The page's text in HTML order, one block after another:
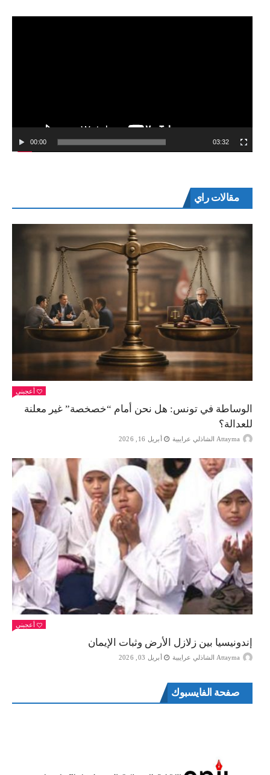
00:00 03:32
مقالات راي
أعجبني
الوساطة في تونس: هل نحن أمام “خصخصة” غير معلنة
للعدالة؟
Attayma الشاذلي عرايبية أبريل 16, 2026
أعجبني
إندونيسيا بين زلازل الأرض وثبات الإيمان
Attayma الشاذلي عرايبية أبريل 03, 2026
صفحة الفايسبوك